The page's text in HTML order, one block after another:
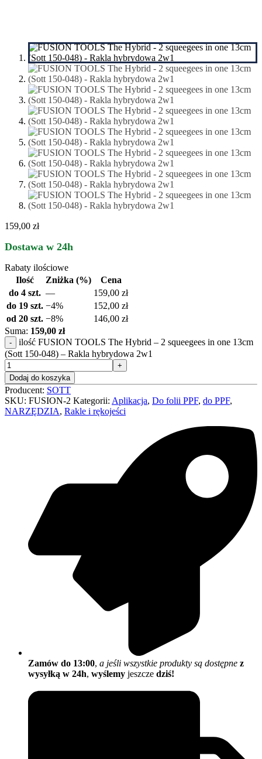
159,00 zł
Dostawa w 24h
Rabaty ilościowe
Ilość
Zniżka (%)
Cena
do 4 szt. — 159,00 zł
do 19 szt. −4% 152,00 zł
od 20 szt. −8% 146,00 zł
Suma: 159,00 zł
ilość FUSION TOOLS The Hybrid – 2 squeegees in one 13cm
(Sott 150-048) – Rakla hybrydowa 2w1
Dodaj do koszyka
Producent: SOTT
SKU: FUSION-2 Kategorii: Aplikacja, Do folii PPF, do PPF,
NARZĘDZIA, Rakle i rękojeści
Zamów do 13:00, a jeśli wszystkie produkty są dostępne z
wysyłką w 24h, wyślemy jeszcze dziś!